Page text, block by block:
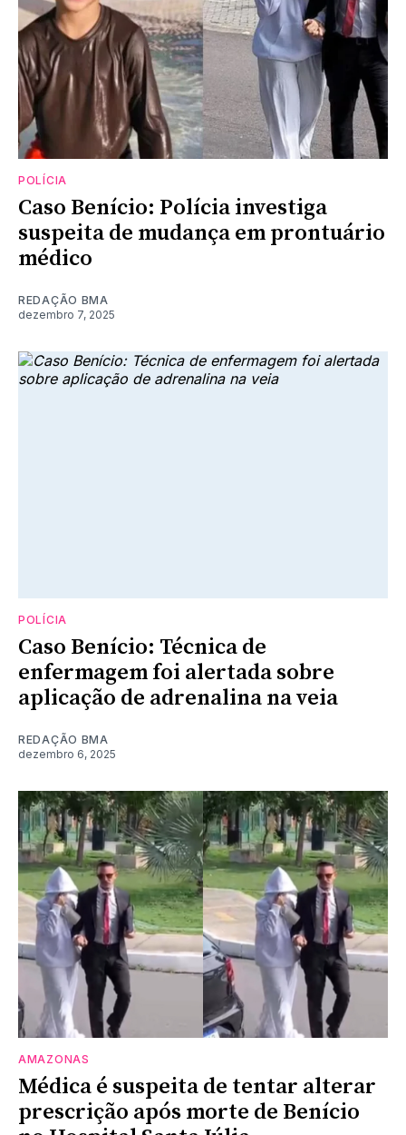
POLÍCIA
Caso Benício: Polícia investiga
suspeita de mudança em prontuário
médico
REDAÇÃO BMA
dezembro 7, 2025
POLÍCIA
Caso Benício: Técnica de
enfermagem foi alertada sobre
aplicação de adrenalina na veia
REDAÇÃO BMA
dezembro 6, 2025
AMAZONAS
Médica é suspeita de tentar alterar
prescrição após morte de Benício